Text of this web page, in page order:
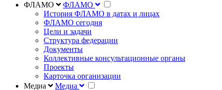
ФЛАМО
ФЛАМО
История ФЛАМО в датах и лицах
ФЛАМО сегодня
Цели и задачи
Структура федерации
Документы
Коллективные консультационные органы
Проекты
Карточка организации
Медиа
Медиа